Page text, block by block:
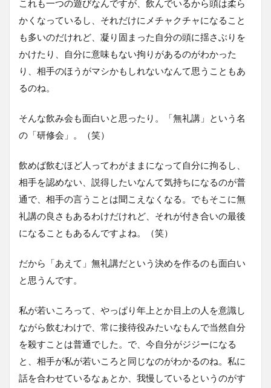
これも一つの遊びなんですが、飲んでいるから頭は柔ら
かくなっているし、それだけにメチャクチャになること
も多いのだけれど、凝り固まった自分の頭に揺さぶりを
かけたり、自分に意味もない拘りがあるのがわかった
り、相手のほうがマシかもしれないなんて思うこともあ
るのね。
そんな飲み会も面白いと思ったり。「無礼講」という名
の「研修会」。（笑）
飲めば飲むほど人ってわがままになって自分に拘るし、
相手を認めない、説得したいなんて気持ちになるのが普
通で、相手の言うことは聞こえなくなる。でもそこに無
礼講の良さもあるわけだけれど、それが付き合いの最後
になることもあるんですよね。（笑）
だから「あえて」無礼講だという決めを作るのも面白い
と思うんです。
私が若いころって、やっぱり年上とか目上の人を意識し
ながら飲むわけで、常に接待役みたいなもんで当然自分
を殺すことは普通でした。で、今自分がジジーになる
と、相手が私が若いころと同じなのがわかるのね。私に
話を合わせているなぁとか、我慢しているというのがす